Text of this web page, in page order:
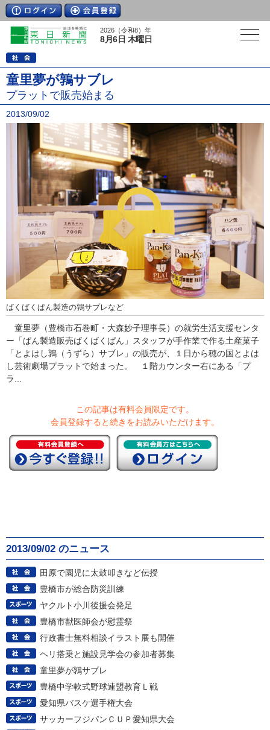
2026（令和8）年
8月6日 木曜日
童里夢が鶉サブレ
プラットで販売始まる
2013/09/02
ばくばくぱん製造の鶉サブレなど
童里夢（豊橋市石巻町・大森妙子理事長）の就労生活支援センタ
ー「ぱん製造販売ばくばくぱん」スタッフが手作業で作る土産菓子
「とよはし鶉（うずら）サブレ」の販売が、１日から穂の国とよは
し芸術劇場プラットで始まった。 １階カウンター右にある「プ
ラ...
この記事は有料会員限定です。
会員登録すると続きをお読みいただけます。
2013/09/02 のニュース
田原で園児に太鼓叩きなど伝授
豊橋市が総合防災訓練
ヤクルト小川後援会発足
豊橋市獣医師会が慰霊祭
行政書士無料相談イラスト展も開催
ヘリ搭乗と施設見学会の参加者募集
童里夢が鶉サブレ
豊橋中学軟式野球連盟教育Ｌ戦
愛知県バスケ選手権大会
サッカーフジパンＣＵＰ愛知県大会